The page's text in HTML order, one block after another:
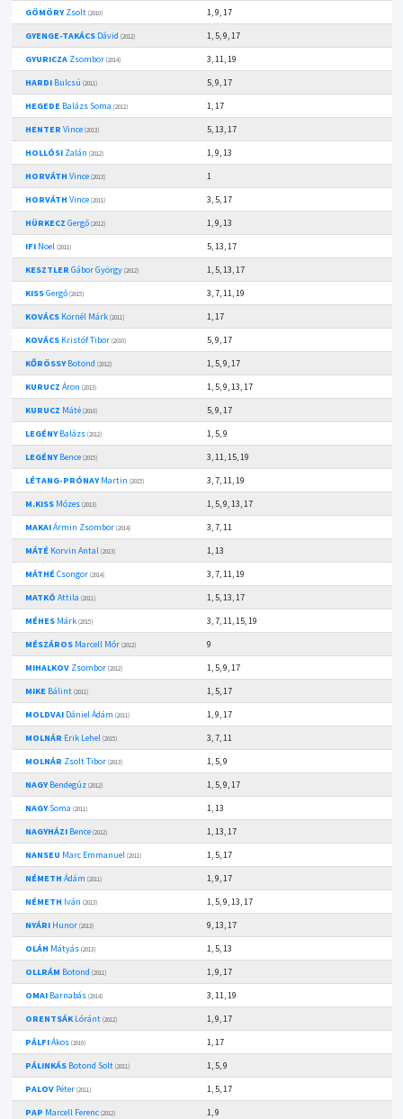
GÖMÖRYZsolt (2010)
1, 9, 17
GYENGE-TAKÁCSDávid (2012)
1, 5, 9, 17
GYURICZAZsombor (2014)
3, 11, 19
HARDIBulcsú (2011)
5, 9, 17
HEGEDEBalázs Soma (2012)
1, 17
HENTER Vince (2013)
5, 13, 17
HOLLÓSIZalán (2012)
1, 9, 13
HORVÁTH Vince (2013)
1
HORVÁTH Vince (2011)
3, 5, 17
HÜRKECZ Gergő (2012)
1, 9, 13
IFINoel (2011)
5, 13, 17
KESZTLER Gábor György (2012)
1, 5, 13, 17
KISSGergő (2015)
3, 7, 11, 19
KOVÁCSKornél Márk (2011)
1, 17
KOVÁCSKristóf Tibor (2010)
5, 9, 17
KŐRÖSSYBotond (2012)
1, 5, 9, 17
KURUCZ Áron (2013)
1, 5, 9, 13, 17
KURUCZ Máté (2010)
5, 9, 17
LEGÉNYBalázs (2012)
1, 5, 9
LEGÉNYBence (2015)
3, 11, 15, 19
LÉTANG-PRÓNAYMartin (2015)
3, 7, 11, 19
M.KISSMózes (2013)
1, 5, 9, 13, 17
MAKAIÁrmin Zsombor (2014)
3, 7, 11
MÁTÉKorvin Antal (2013)
1, 13
MÁTHÉCsongor (2014)
3, 7, 11, 19
MATKÓ Attila (2011)
1, 5, 13, 17
MÉHESMárk (2015)
3, 7, 11, 15, 19
MÉSZÁROSMarcell Mór (2012)
9
MIHALKOVZsombor (2012)
1, 5, 9, 17
MIKEBálint (2011)
1, 5, 17
MOLDVAIDániel Ádám (2011)
1, 9, 17
MOLNÁR Erik Lehel (2015)
3, 7, 11
MOLNÁR Zsolt Tibor (2013)
1, 5, 9
NAGYBendegúz (2012)
1, 5, 9, 17
NAGYSoma (2011)
1, 13
NAGYHÁZIBence (2012)
1, 13, 17
NANSEU Marc Emmanuel (2011)
1, 5, 17
NÉMETH Ádám (2011)
1, 9, 17
NÉMETH Iván (2013)
1, 5, 9, 13, 17
NYÁRIHunor (2013)
9, 13, 17
OLÁH Mátyás (2013)
1, 5, 13
OLLRÁM Botond (2011)
1, 9, 17
OMAIBarnabás (2014)
3, 11, 19
ORENTSÁKLóránt (2012)
1, 9, 17
PÁLFIÁkos (2010)
1, 17
PÁLINKÁSBotond Solt (2011)
1, 5, 9
PALOVPéter (2011)
1, 5, 17
PAP Marcell Ferenc (2012)
1, 9